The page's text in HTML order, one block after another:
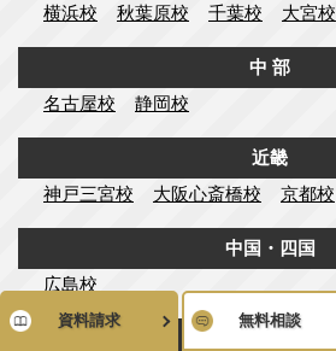
資料請求 無料相談
横浜校
秋葉原校 千葉校 大宮校
中 部
名古屋校
静岡校
近畿
神戸三宮校
大阪心斎橋校 京都校
中国・四国
広島校